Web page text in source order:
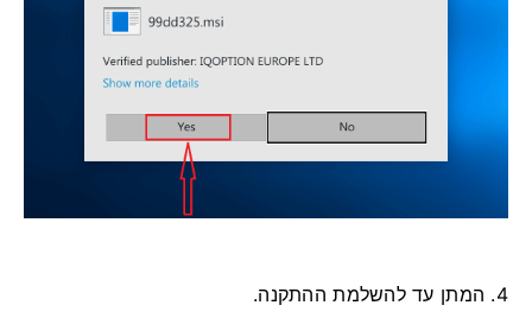
4. המתן עד להשלמת ההתקנה.